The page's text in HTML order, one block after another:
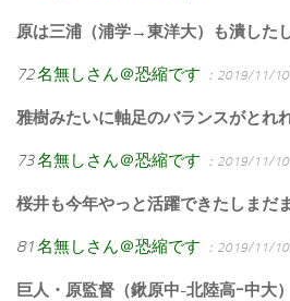
原は三浦（浦学→東洋大）も潰した
72名無しさん＠恐縮です ：2019/11/
雅樹みたいに軸足のバランスがとれ
73名無しさん＠恐縮です ：2019/11/
桜井も今年やっと活躍できたしまだ
81名無しさん＠恐縮です ：2019/11/
巨人・原監督（鍬原中-北陸高ｰ中大）